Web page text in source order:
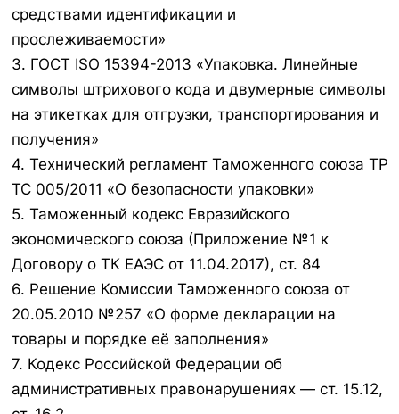
средствами идентификации и
прослеживаемости»
3. ГОСТ ISO 15394-2013 «Упаковка. Линейные
символы штрихового кода и двумерные символы
на этикетках для отгрузки, транспортирования и
получения»
4. Технический регламент Таможенного союза ТР
ТС 005/2011 «О безопасности упаковки»
5. Таможенный кодекс Евразийского
экономического союза (Приложение №1 к
Договору о ТК ЕАЭС от 11.04.2017), ст. 84
6. Решение Комиссии Таможенного союза от
20.05.2010 №257 «О форме декларации на
товары и порядке её заполнения»
7. Кодекс Российской Федерации об
административных правонарушениях — ст. 15.12,